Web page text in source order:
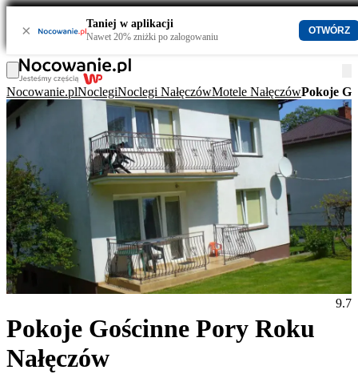
× Taniej w aplikacji
Nawet 20% zniżki po zalogowaniu
OTWÓRZ
Nocowanie.plNoclegiNoclegi NałęczówMotele NałęczówPokoje
Pokoje Gościnne Pory Roku
Nałęczów
9.7